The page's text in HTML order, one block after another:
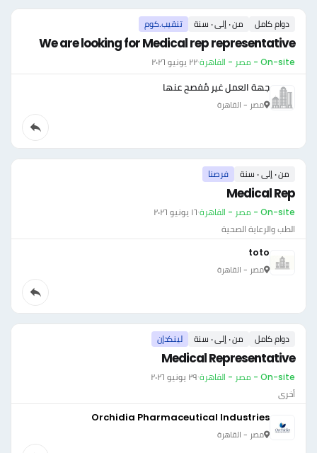
دوام كامل من ٠ إلى ٠ سنة تنقيب.كوم
We are looking for Medical rep representative
On-site - مصر - القاهرة ·٢٢ يونيو ٢٠٢٦
جهة العمل غير مُفصح عنها
مصر - القاهرة
من ٠ إلى ٠ سنة فرصنا
Medical Rep
On-site - مصر - القاهرة ·١٦ يونيو ٢٠٢٦
الطب والرعاية الصحية
toto
مصر - القاهرة
دوام كامل من ٠ إلى ٠ سنة لينكدإن
Medical Representative
On-site - مصر - القاهرة ·٢٩ يونيو ٢٠٢٦
أخرى
Orchidia Pharmaceutical Industries
مصر - القاهرة